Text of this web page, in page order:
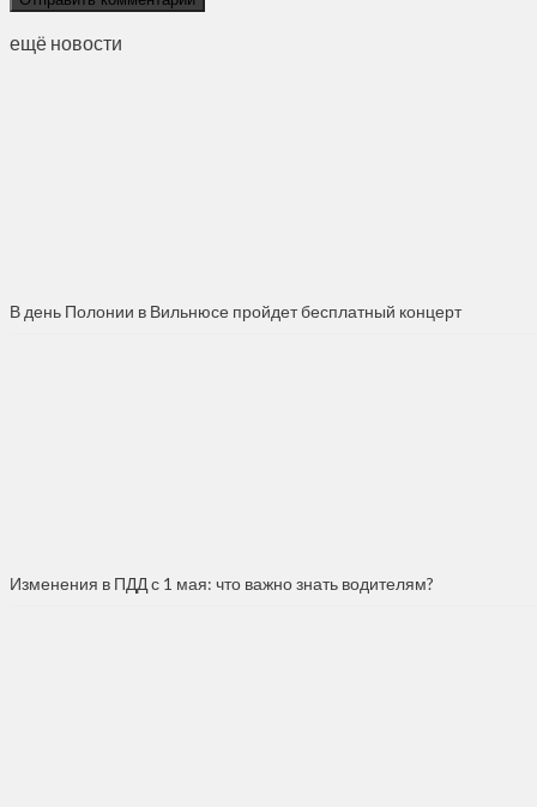
ещё новости
В день Полонии в Вильнюсе пройдет бесплатный концерт
Изменения в ПДД с 1 мая: что важно знать водителям?